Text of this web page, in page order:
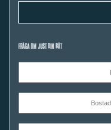
FRÅGA OM JUST DIN BÅT